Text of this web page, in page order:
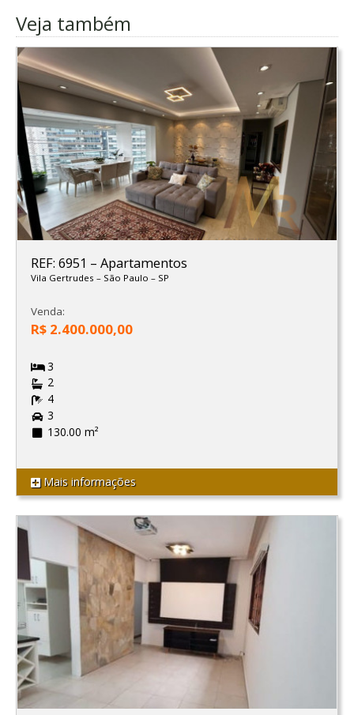
Veja também
REF: 6951 – Apartamentos
Vila Gertrudes – São Paulo – SP
Venda:
R$ 2.400.000,00
3
2
4
3
130.00 m²
Mais informações